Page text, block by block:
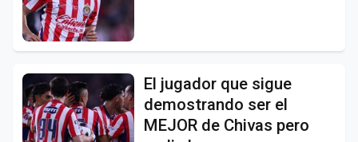
El jugador que sigue
demostrando ser el
MEJOR de Chivas pero